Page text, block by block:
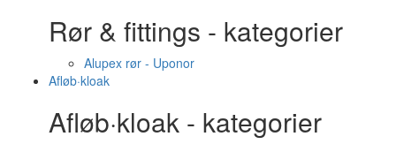
Rør & fittings - kategorier
Alupex rør - Uponor
Afløb·kloak
Afløb·kloak - kategorier